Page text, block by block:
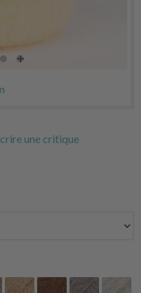
une critique